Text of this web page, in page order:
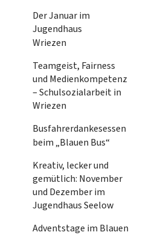
Der Januar im
Jugendhaus
Wriezen
Teamgeist, Fairness
und Medienkompetenz
– Schulsozialarbeit in
Wriezen
Busfahrerdankesessen
beim „Blauen Bus“
Kreativ, lecker und
gemütlich: November
und Dezember im
Jugendhaus Seelow
Adventstage im Blauen